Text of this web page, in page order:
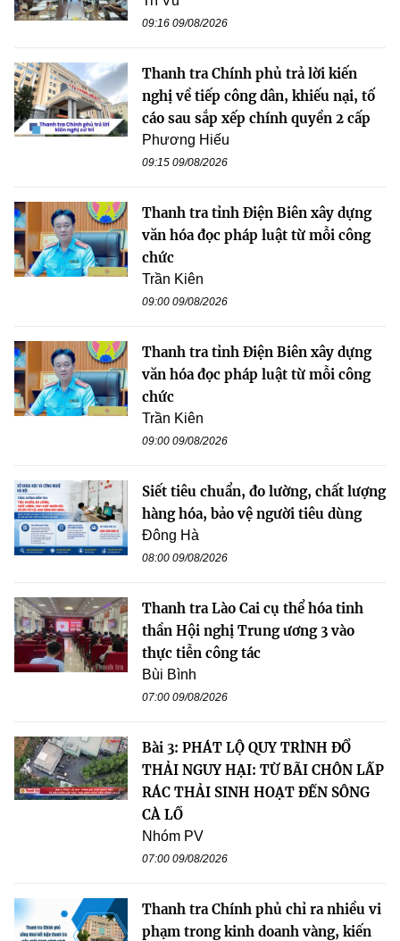
09:16 09/08/2026
Thanh tra Chính phủ trả lời kiến
nghị về tiếp công dân, khiếu nại, tố
cáo sau sắp xếp chính quyền 2 cấp
Phương Hiếu
09:15 09/08/2026
Thanh tra tỉnh Điện Biên xây dựng
văn hóa đọc pháp luật từ mỗi công
chức
Trần Kiên
09:00 09/08/2026
Thanh tra tỉnh Điện Biên xây dựng
văn hóa đọc pháp luật từ mỗi công
chức
Trần Kiên
09:00 09/08/2026
Siết tiêu chuẩn, đo lường, chất lượng
hàng hóa, bảo vệ người tiêu dùng
Đông Hà
08:00 09/08/2026
Thanh tra Lào Cai cụ thể hóa tinh
thần Hội nghị Trung ương 3 vào
thực tiễn công tác
Bùi Bình
07:00 09/08/2026
Bài 3: PHÁT LỘ QUY TRÌNH ĐỔ
THẢI NGUY HẠI: TỪ BÃI CHÔN LẤP
RÁC THẢI SINH HOẠT ĐẾN SÔNG
CÀ LỒ
Nhóm PV
07:00 09/08/2026
Thanh tra Chính phủ chỉ ra nhiều vi
phạm trong kinh doanh vàng, kiến